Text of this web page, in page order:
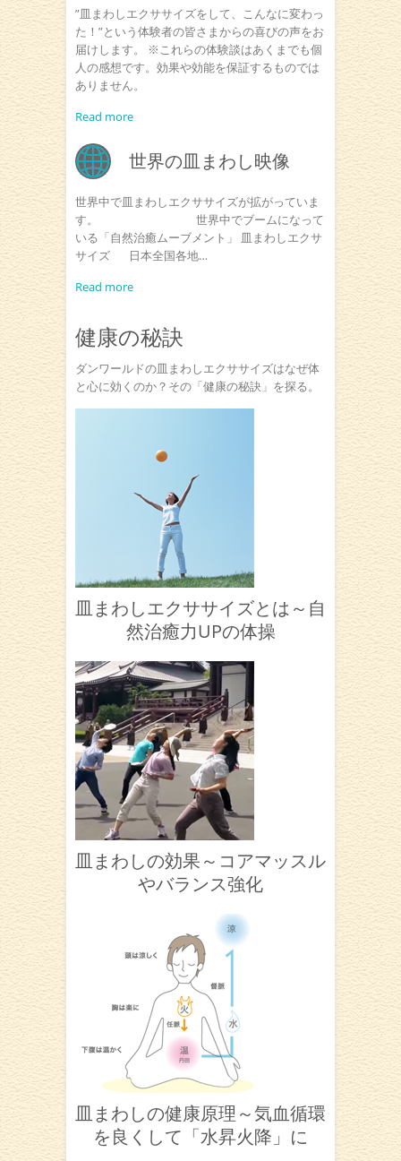
”皿まわしエクササイズをして、こんなに変わっ
た！”という体験者の皆さまからの喜びの声をお
届けします。 ※これらの体験談はあくまでも個
人の感想です。効果や効能を保証するものでは
ありません。
Read more
世界の皿まわし映像
世界中で皿まわしエクササイズが拡がっていま
す。 世界中でブームになって
いる「自然治癒ムーブメント」 皿まわしエクサ
サイズ 日本全国各地…
Read more
健康の秘訣
ダンワールドの皿まわしエクササイズはなぜ体
と心に効くのか？その「健康の秘訣」を探る。
皿まわしエクササイズとは～自
然治癒力UPの体操
皿まわしの効果～コアマッスル
やバランス強化
皿まわしの健康原理～気血循環
を良くして「水昇火降」に